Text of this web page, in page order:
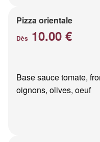
Pizza orientale
Dès 10.00 €
Base sauce tomate,
oignons, olives, oeuf